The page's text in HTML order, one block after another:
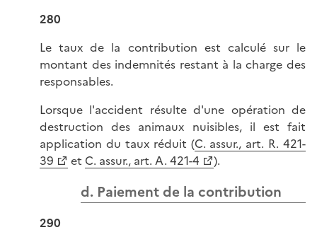
280
Le taux de la contribution est calculé sur le
montant des indemnités restant à la charge des
responsables.
Lorsque l'accident résulte d'une opération de
destruction des animaux nuisibles, il est fait
application du taux réduit (C. assur., art. R. 421-
39
et C. assur., art. A. 421-4 ).
d. Paiement de la contribution
290